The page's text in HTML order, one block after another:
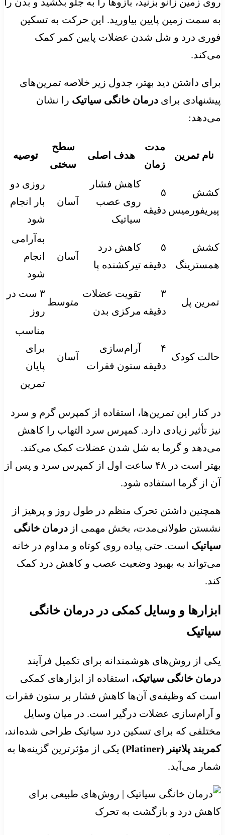
به سمت زمین پایین بیاورید. این حرکت به تسکین
فوری درد و شل شدن عضلات پایین کمر کمک
می‌کند.
برای داشتن دید بهتر، جدول زیر خلاصه تمرین‌های
پیشنهادی برای درمان خانگی سیاتیک را نشان
می‌دهد:
نام تمرین
مدت
زمان
هدف اصلی
سطح
سختی
توصیه
کشش
پیریفورمیس
۵
دقیقه
کاهش فشار
روی عصب
سیاتیک
آسان
روزی دو
بار انجام
شود
کشش
همسترینگ
۵
دقیقه
کاهش درد
تیرکشنده پا
آسان
به‌آرامی
انجام
شود
تمرین پل
۳
دقیقه
تقویت عضلات
مرکزی بدن
متوسط
۳ ست در
روز
حالت کودک
۴
دقیقه
آرام‌سازی
ستون فقرات
آسان
مناسب
برای
پایان
تمرین
در کنار این تمرین‌ها، استفاده از کمپرس گرم و سرد
نیز تأثیر زیادی دارد. کمپرس سرد التهاب را کاهش
می‌دهد و گرما به شل شدن عضلات کمک می‌کند.
بهتر است در ۴۸ ساعت اول از کمپرس سرد و پس از
آن از گرما استفاده شود.
همچنین داشتن تحرک منظم در طول روز و پرهیز از
نشستن طولانی‌مدت، بخش مهمی از درمان خانگی
سیاتیک است. حتی پیاده‌ روی کوتاه و مداوم در خانه
می‌تواند به بهبود وضعیت عصب و کاهش درد کمک
کند.
ابزارها و وسایل کمکی در درمان خانگی
سیاتیک
یکی از روش‌های هوشمندانه برای تکمیل فرآیند
درمان خانگی سیاتیک، استفاده از ابزارهای کمکی
است که وظیفه‌ی آن‌ها کاهش فشار بر ستون فقرات
و آرام‌سازی عضلات درگیر است. در میان وسایل
مختلفی که برای تسکین درد سیاتیک طراحی شده‌اند،
کمربند پلاتینر (Platiner)
یکی از مؤثرترین گزینه‌ها به
شمار می‌آید.